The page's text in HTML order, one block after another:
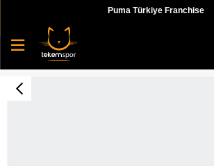
Puma Türkiye Franchise